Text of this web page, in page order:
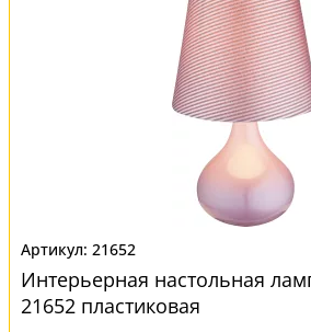
21652
Интерьерная настольная
21652 пластиковая